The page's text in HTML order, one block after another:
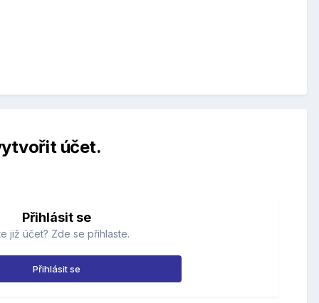
účet.
Přihlásit se
již účet? Zde se přihlaste.
Přihlásit se